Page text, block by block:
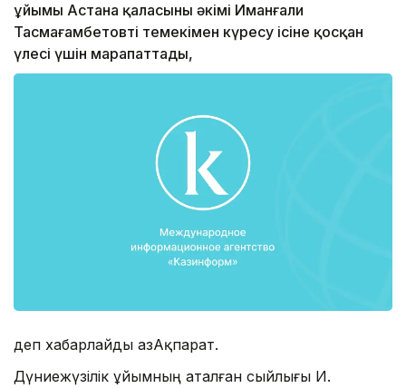
ұйымы Астана қаласының әкімі Иманғали
Тасмағамбетовті темекімен күресу ісіне қосқан
үлесі үшін марапаттады,
деп хабарлайды ҚазАқпарат.
Дүниежүзілік ұйымның аталған сыйлығы И.